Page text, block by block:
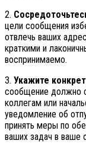
2.
цели сообщения
отвлечь ваших
краткими и
воспринимаемо.
3. Укажите
сообщение должно
коллегам или
уведомление об
принять меры по
ваших задач в ваше